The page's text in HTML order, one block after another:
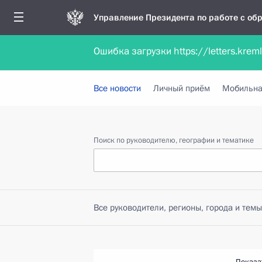
Управление Президента по работе с
Обратиться в форме электронного
Все новости Личный приём
Поиск по руководителю, географии и тематике
Все руководители, регионы, города и темы
Ошибка загрузки https://